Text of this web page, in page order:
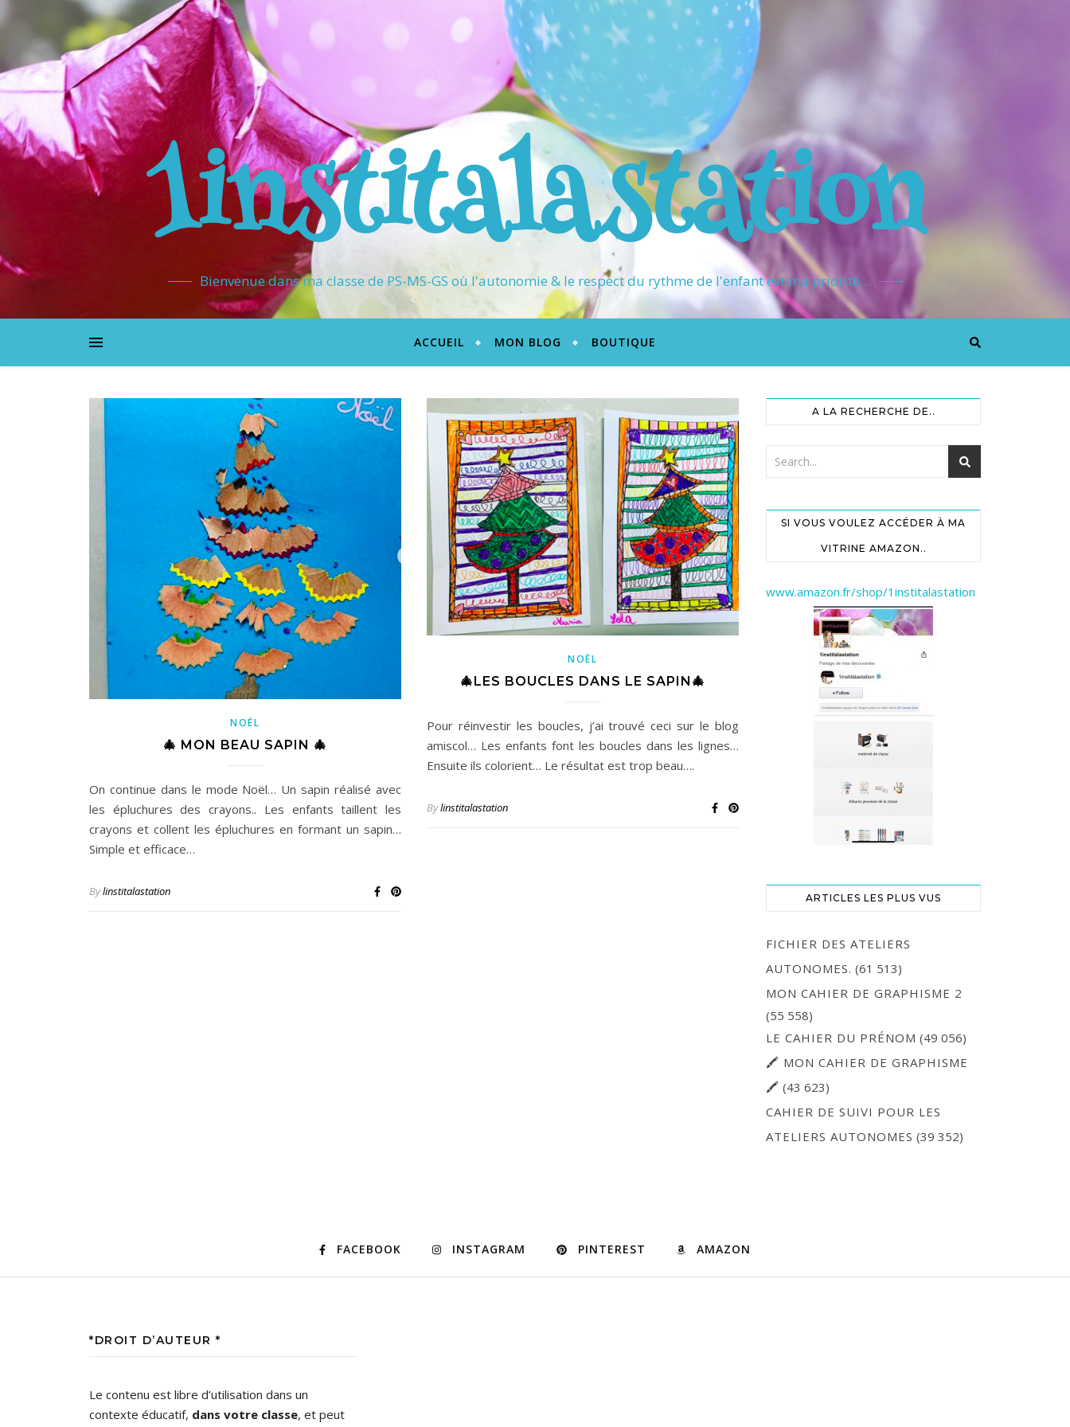
1institalastation
Bienvenue dans ma classe de PS-MS-GS où l'autonomie & le respect du rythme de l'enfant est ma priorité…
ACCUEIL MON BLOG BOUTIQUE
NOËL
🎄 MON BEAU SAPIN 🎄
On continue dans le mode Noël… Un sapin réalisé avec
les épluchures des crayons.. Les enfants taillent les
crayons et collent les épluchures en formant un sapin…
Simple et efficace…
Bylinstitalastation
NOËL
🎄LES BOUCLES DANS LE SAPIN🎄
Pour réinvestir les boucles, j’ai trouvé ceci sur le blog
amiscol… Les enfants font les boucles dans les lignes…
Ensuite ils colorient… Le résultat est trop beau….
Bylinstitalastation
A LA RECHERCHE DE..
SI VOUS VOULEZ ACCÉDER À MA
VITRINE AMAZON..
www.amazon.fr/shop/1institalastation
ARTICLES LES PLUS VUS
FICHIER DES ATELIERS
AUTONOMES. (61 513)
MON CAHIER DE GRAPHISME 2
(55 558)
LE CAHIER DU PRÉNOM (49 056)
🖍 MON CAHIER DE GRAPHISME
🖍 (43 623)
CAHIER DE SUIVI POUR LES
ATELIERS AUTONOMES (39 352)
FACEBOOK INSTAGRAM PINTEREST AMAZON
*DROIT D’AUTEUR *
Le contenu est libre d’utilisation dans un
contexte éducatif, dans votre classe, et peut